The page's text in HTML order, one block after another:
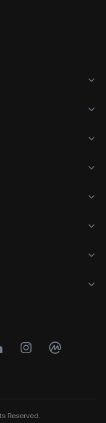
Reserved.